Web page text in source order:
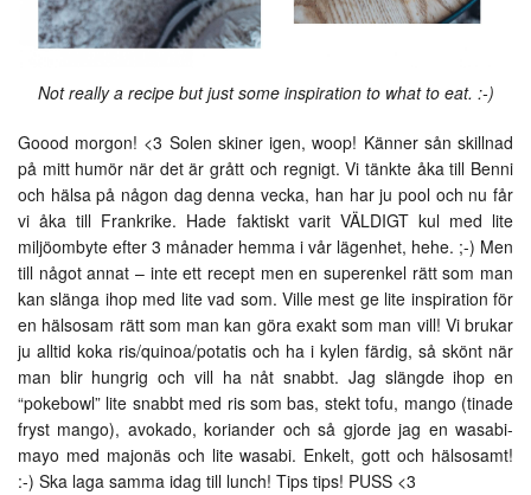
Not really a recipe but just some inspiration to what to eat. :-)
Goood morgon! <3 Solen skiner igen, woop! Känner sån skillnad
på mitt humör när det är grått och regnigt. Vi tänkte åka till Benni
och hälsa på någon dag denna vecka, han har ju pool och nu får
vi åka till Frankrike. Hade faktiskt varit VÄLDIGT kul med lite
miljöombyte efter 3 månader hemma i vår lägenhet, hehe. ;-) Men
till något annat – inte ett recept men en superenkel rätt som man
kan slänga ihop med lite vad som. Ville mest ge lite inspiration för
en hälsosam rätt som man kan göra exakt som man vill! Vi brukar
ju alltid koka ris/quinoa/potatis och ha i kylen färdig, så skönt när
man blir hungrig och vill ha nåt snabbt. Jag slängde ihop en
“pokebowl” lite snabbt med ris som bas, stekt tofu, mango (tinade
fryst mango), avokado, koriander och så gjorde jag en wasabi-
mayo med majonäs och lite wasabi. Enkelt, gott och hälsosamt!
:-) Ska laga samma idag till lunch! Tips tips! PUSS <3